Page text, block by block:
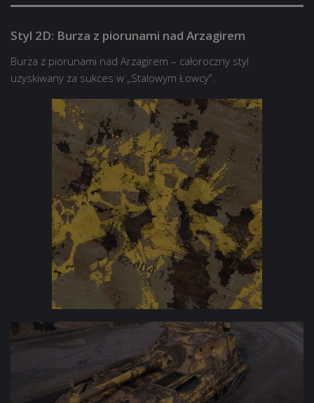
Styl 2D: Burza z piorunami nad Arzagirem
Burza z piorunami nad Arzagirem – całoroczny styl
uzyskiwany za sukces w „Stalowym Łowcy”.